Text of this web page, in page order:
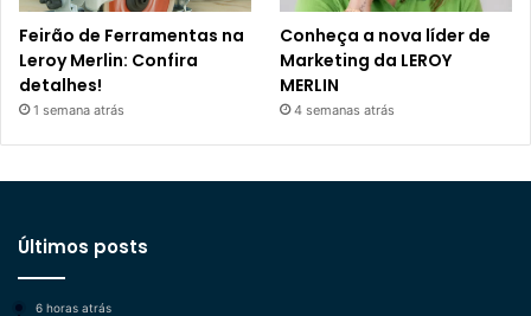
Feirão de Ferramentas na
Leroy Merlin: Confira
detalhes!
1 semana atrás
Conheça a nova líder de
Marketing da LEROY
MERLIN
4 semanas atrás
Últimos posts
6 horas atrás